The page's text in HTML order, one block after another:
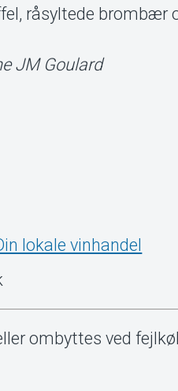
råsyltede brombær
JM Goulard
lokale vinhandel
ombyttes ved